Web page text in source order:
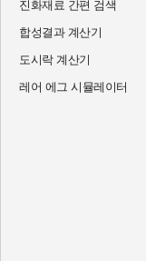
진화재료 간편 검색
합성결과 계산기
도시락 계산기
레어 에그 시뮬레이터